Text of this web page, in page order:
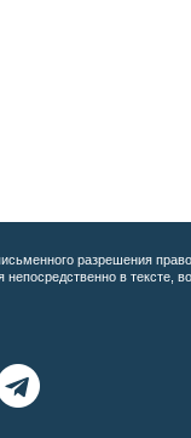
разрешения
в тексте,